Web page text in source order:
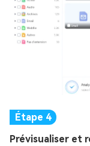
Prévisualiser et